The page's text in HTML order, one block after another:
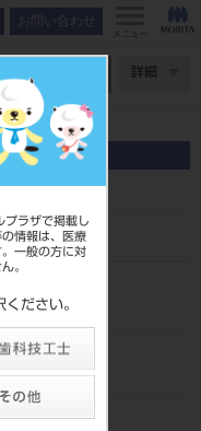
プラザで掲載し
情報は、医療
一般の方に対
。
ださい。
お問い合わせ
メニュー
詳細
2入） NW
NW
コード
格